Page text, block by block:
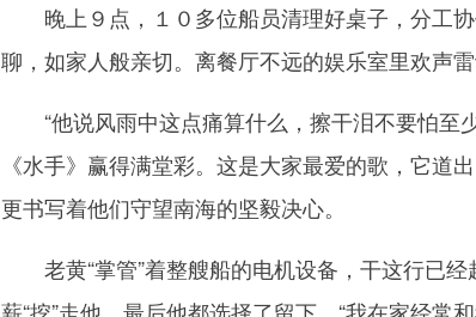
晚上９点，１０多位船员清理好桌子，分工协
聊，如家人般亲切。离餐厅不远的娱乐室里欢声
“他说风雨中这点痛算什么，擦干泪不要怕至
《水手》赢得满堂彩。这是大家最爱的歌，它道
更书写着他们守望南海的坚毅决心。
老黄“掌管”着整艘船的电机设备，干这行已经